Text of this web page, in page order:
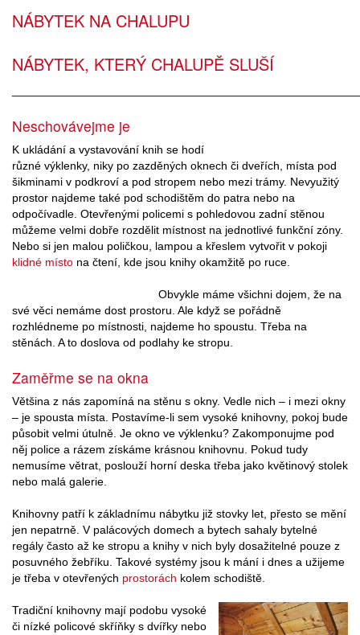
NÁBYTEK NA CHALUPU
NÁBYTEK, KTERÝ CHALUPĚ SLUŠÍ
Neschovávejme je
K ukládání a vystavování knih se hodí
různé výklenky, niky po zazděných oknech či dveřích, místa pod
šikminami v podkroví a pod stropem nebo mezi trámy. Nevyužitý
prostor najdeme také pod schodištěm do patra nebo na
odpočívadle. Otevřenými policemi s pohledovou zadní stěnou
můžeme velmi dobře rozdělit místnost na jednotlivé funkční zóny.
Nebo si jen malou poličkou, lampou a křeslem vytvořit v pokoji
klidné místo na čtení, kde jsou knihy okamžitě po ruce.
Obvykle máme všichni dojem, že na
své věci nemáme dost prostoru. Ale když se pořádně
rozhlédneme po místnosti, najdeme ho spoustu. Třeba na
stěnách. A to doslova od podlahy ke stropu.
Zaměřme se na okna
Většina z nás zapomíná na stěnu s okny. Vedle nich – i mezi okny
– je spousta místa. Postavíme-li sem vysoké knihovny, pokoj bude
působit velmi útulně. Je okno ve výklenku? Zakomponujme pod
něj police a rázem získáme krásnou knihovnu. Pokud tudy
nemusíme větrat, poslouží horní deska třeba jako květinový stolek
nebo malá galerie.
Knihovny patří k základnímu nábytku již stovky let, přesto se mění
jen nepatrně. V palácových domech a bytech sahaly bytelné
regály často až ke stropu a knihy v nich byly dosažitelné pouze z
posuvného žebříku. Takové systémy jsou k mání i dnes a užijeme
je třeba v otevřených prostorách kolem schodiště.
Tradiční knihovny mají podobu vysoké
či nízké policové skříňky s dvířky nebo